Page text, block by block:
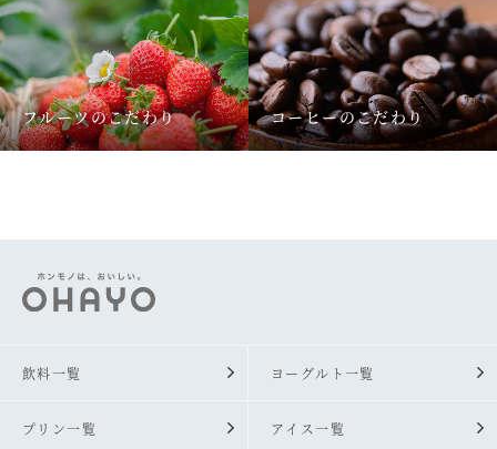
フルーツのこだわり コーヒーのこだわり
飲料一覧 ヨーグルト一覧
プリン一覧 アイス一覧